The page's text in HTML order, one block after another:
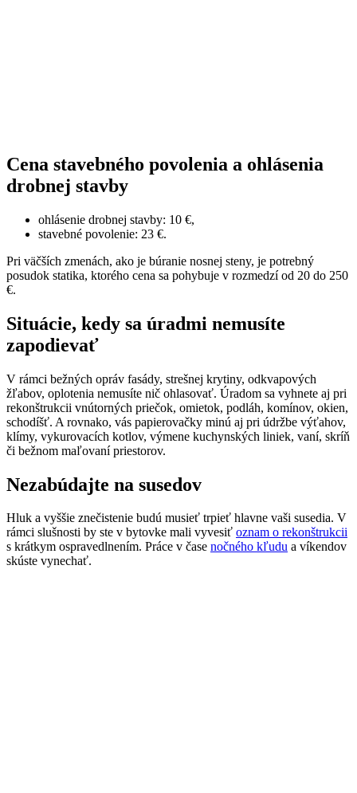
Cena stavebného povolenia a ohlásenia
drobnej stavby
ohlásenie drobnej stavby: 10 €,
stavebné povolenie: 23 €.
Pri väčších zmenách, ako je búranie nosnej steny, je potrebný
posudok statika, ktorého cena sa pohybuje v rozmedzí od 20 do 250
€.
Situácie, kedy sa úradmi nemusíte
zapodievať
V rámci bežných opráv fasády, strešnej krytiny, odkvapových
žľabov, oplotenia nemusíte nič ohlasovať. Úradom sa vyhnete aj pri
rekonštrukcii vnútorných priečok, omietok, podláh, komínov, okien,
schodíšť. A rovnako, vás papierovačky minú aj pri údržbe výťahov,
klímy, vykurovacích kotlov, výmene kuchynských liniek, vaní, skríň
či bežnom maľovaní priestorov.
Nezabúdajte na susedov
Hluk a vyššie znečistenie budú musieť trpieť hlavne vaši susedia. V
rámci slušnosti by ste v bytovke mali vyvesiť oznam o rekonštrukcii
s krátkym ospravedlnením. Práce v čase nočného kľudu a víkendov
skúste vynechať.